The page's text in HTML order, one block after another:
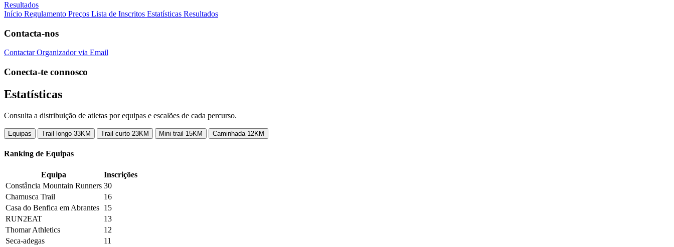
Resultados
Início Regulamento Preços Lista de Inscritos Estatísticas Resultados
Contacta-nos
Contactar Organizador via Email
Conecta-te connosco
Estatísticas
Consulta a distribuição de atletas por equipas e escalões de cada percurso.
Equipas Trail longo 33KM Trail curto 23KM Mini trail 15KM Caminhada 12KM
Ranking de Equipas
Equipa
Inscrições
Constância Mountain Runners 30
Chamusca Trail
16
Casa do Benfica em Abrantes 15
RUN2EAT
13
Thomar Athletics
12
Seca-adegas
11